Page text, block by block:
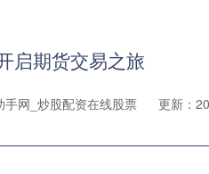
启期货交易之旅
网_炒股配资在线股票 更新：